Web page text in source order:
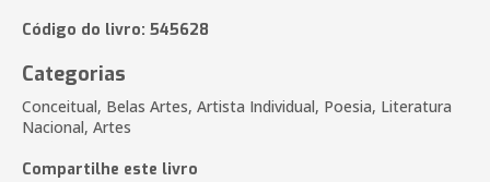
Código do livro: 545628
Categorias
Conceitual, Belas Artes, Artista Individual, Poesia, Literatura
Nacional, Artes
Compartilhe este livro